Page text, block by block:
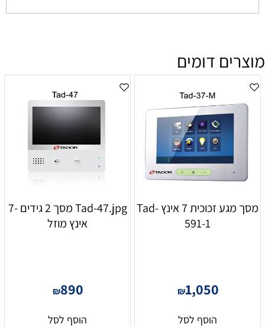
מוצרים דומים
מסך מגע זכוכית 7 אינץ Tad-
591-1
₪1,050
הוסף לסל
Tad-47.jpg מסך 2 גידים -7
אינץ מוזל
₪890
הוסף לסל